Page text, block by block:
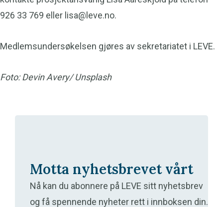
926 33 769 eller lisa@leve.no.
Medlemsundersøkelsen gjøres av sekretariatet i LEVE.
Foto: Devin Avery/ Unsplash
Motta nyhetsbrevet vårt
Nå kan du abonnere på LEVE sitt nyhetsbrev
og få spennende nyheter rett i innboksen din.